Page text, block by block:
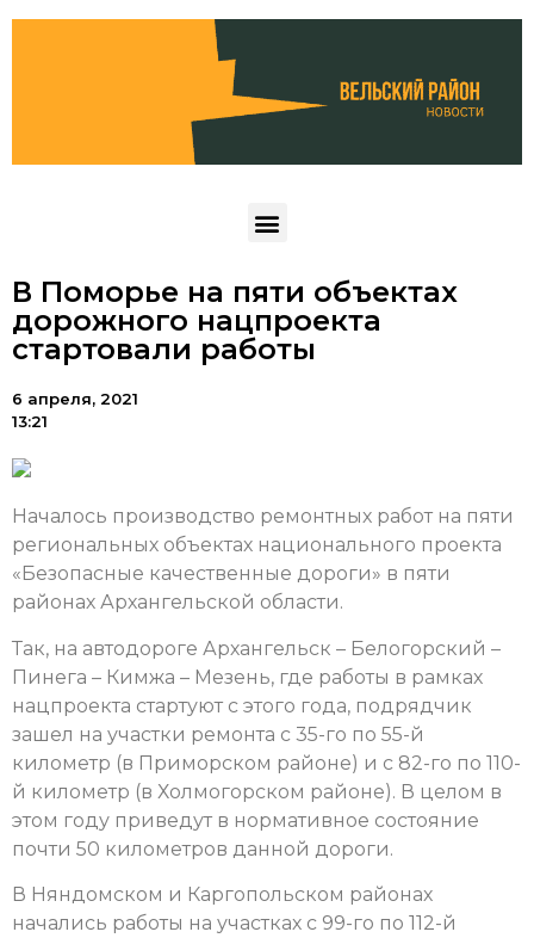
В Поморье на пяти объектах
дорожного нацпроекта
стартовали работы
6 апреля, 2021
13:21
Началось производство ремонтных работ на пяти
региональных объектах национального проекта
«Безопасные качественные дороги» в пяти
районах Архангельской области.
Так, на автодороге Архангельск – Белогорский –
Пинега – Кимжа – Мезень, где работы в рамках
нацпроекта стартуют с этого года, подрядчик
зашел на участки ремонта с 35-го по 55-й
километр (в Приморском районе) и с 82-го по 110-
й километр (в Холмогорском районе). В целом в
этом году приведут в нормативное состояние
почти 50 километров данной дороги.
В Няндомском и Каргопольском районах
начались работы на участках с 99-го по 112-й